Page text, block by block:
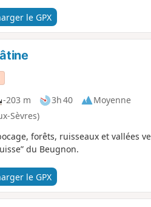
le GPX
-203 m 3h 40
Moyenne
Sèvres)
forêts, ruisseaux et vallées
du Beugnon.
le GPX